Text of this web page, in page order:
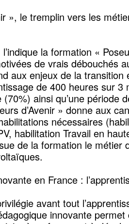
», le tremplin vers les
la formation «
de vrais débouchés
aux enjeux de la transition
de 400 heures sur 3
ainsi qu’une période
d’Avenir » donne aux
nécessaires
habilitation Travail en
de la formation le métier
en France :
avant tout
innovante permet